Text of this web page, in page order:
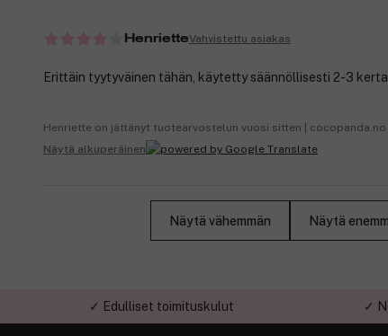
HenrietteVahvistettu asiakas
Erittäin tyytyväinen tähän, käytetty säännöllisesti 2-3
Henriette on jättänyt tuotearvostelun vuosi sitten | cocopanda.no
Näytä alkuperäinen
Näytä vähemmän Näytä
✓ Edulliset toimituskulut ✓